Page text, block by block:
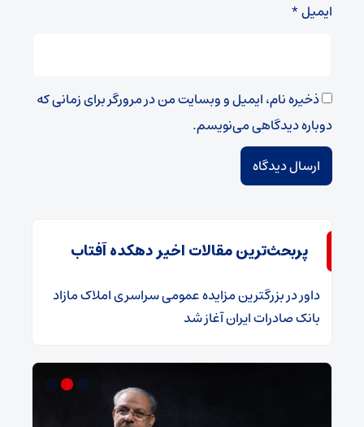
ایمیل*
ذخیره نام، ایمیل و وبسایت من در مرورگر برای زمانی که
دوباره دیدگاهی می‌نویسم.
پربحث‌ترین مقالات اخیر دهکده آفتاب
داوردر​بزرگترین مزایده عمومی سراسری املاک مازاد
بانک صادرات ایران آغاز شد